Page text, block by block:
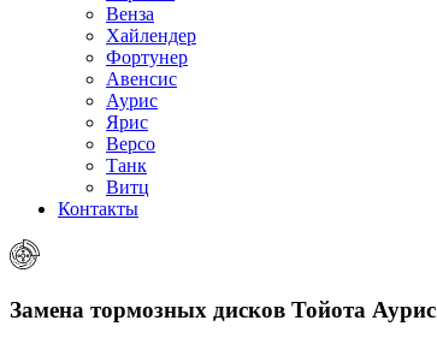
Венза
Хайлендер
Фортунер
Авенсис
Аурис
Ярис
Версо
Танк
Витц
Контакты
Замена тормозных дисков Тойота Аурис